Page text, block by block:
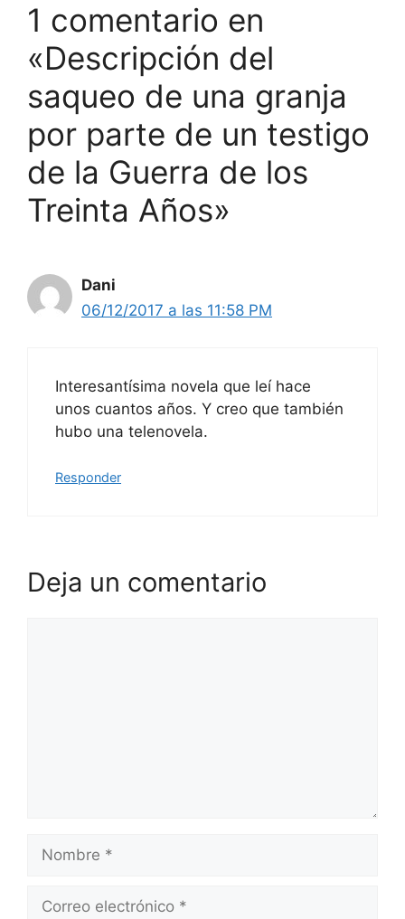
1 comentario en
«Descripción del
saqueo de una granja
por parte de un testigo
de la Guerra de los
Treinta Años»
Dani
06/12/2017 a las 11:58 PM
Interesantísima novela que leí hace
unos cuantos años. Y creo que también
hubo una telenovela.
Responder
Deja un comentario